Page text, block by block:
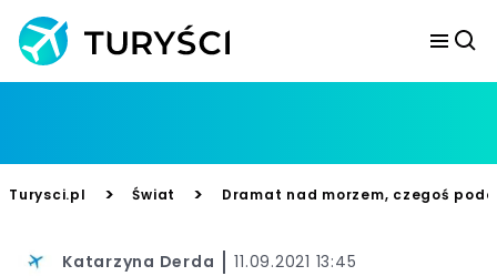
Turysci.pl > Świat > Dramat nad morzem, czegoś
Katarzyna Derda 11.09.2021 13:45